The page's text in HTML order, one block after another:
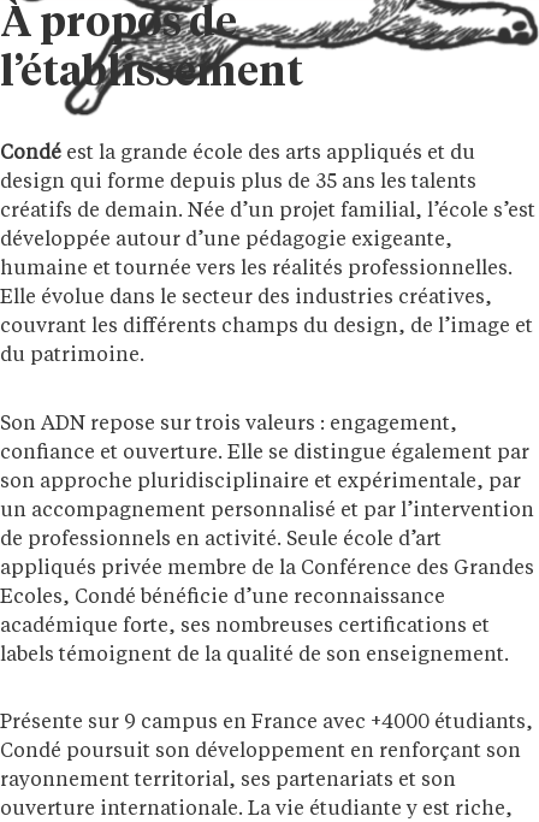
À propos de
l’établissement
Condé est la grande école des arts appliqués et du
design qui forme depuis plus de 35 ans les talents
créatifs de demain. Née d’un projet familial, l’école s’est
développée autour d’une pédagogie exigeante,
humaine et tournée vers les réalités professionnelles.
Elle évolue dans le secteur des industries créatives,
couvrant les différents champs du design, de l’image et
du patrimoine.
Son ADN repose sur trois valeurs : engagement,
confiance et ouverture. Elle se distingue également par
son approche pluridisciplinaire et expérimentale, par
un accompagnement personnalisé et par l’intervention
de professionnels en activité. Seule école d’art
appliqués privée membre de la Conférence des Grandes
Ecoles, Condé bénéficie d’une reconnaissance
académique forte, ses nombreuses certifications et
labels témoignent de la qualité de son enseignement.
Présente sur 9 campus en France avec +4000 étudiants,
Condé poursuit son développement en renforçant son
rayonnement territorial, ses partenariats et son
ouverture internationale. La vie étudiante y est riche,